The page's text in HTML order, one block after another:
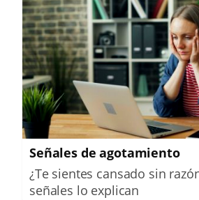
Señales de agotamiento
¿Te sientes cansado sin
señales lo explican